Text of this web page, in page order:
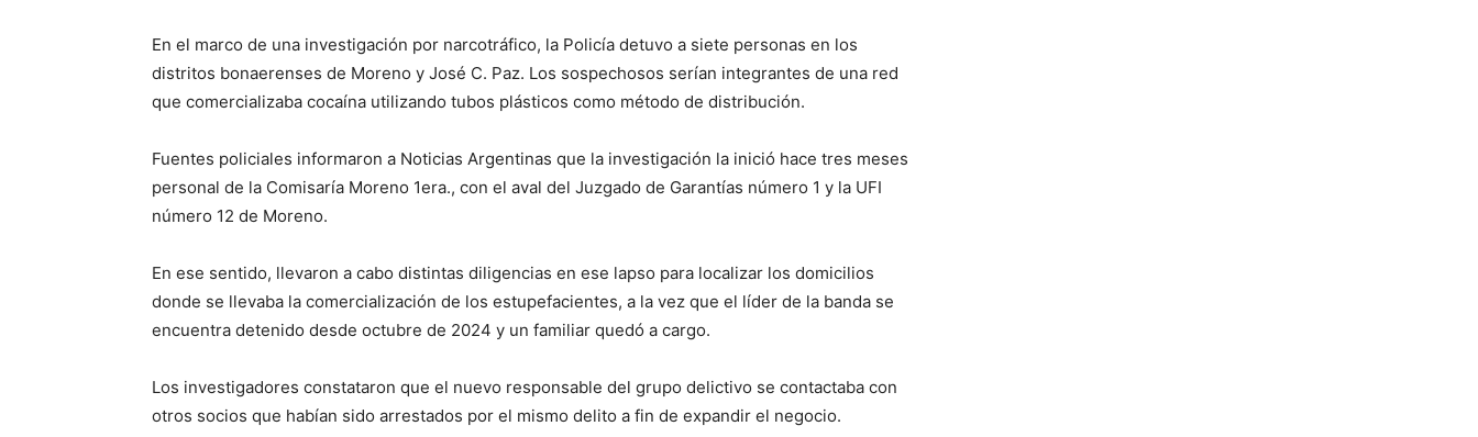
En el marco de una investigación por narcotráfico, la Policía detuvo a siete personas en los
distritos bonaerenses de Moreno y José C. Paz. Los sospechosos serían integrantes de una red
que comercializaba cocaína utilizando tubos plásticos como método de distribución.
Fuentes policiales informaron a Noticias Argentinas que la investigación la inició hace tres meses
personal de la Comisaría Moreno 1era., con el aval del Juzgado de Garantías número 1 y la UFI
número 12 de Moreno.
En ese sentido, llevaron a cabo distintas diligencias en ese lapso para localizar los domicilios
donde se llevaba la comercialización de los estupefacientes, a la vez que el líder de la banda se
encuentra detenido desde octubre de 2024 y un familiar quedó a cargo.
Los investigadores constataron que el nuevo responsable del grupo delictivo se contactaba con
otros socios que habían sido arrestados por el mismo delito a fin de expandir el negocio.